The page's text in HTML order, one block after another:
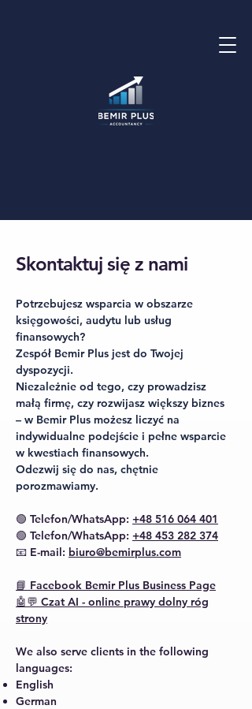
Skontaktuj się z nami
Potrzebujesz wsparcia w obszarze
księgowości, audytu lub usług
finansowych?
Zespół Bemir Plus jest do Twojej
dyspozycji.
Niezależnie od tego, czy prowadzisz
małą firmę, czy rozwijasz większy biznes
– w Bemir Plus możesz liczyć na
indywidualne podejście i pełne wsparcie
w kwestiach finansowych.
Odezwij się do nas, chętnie
porozmawiamy.
🟢 Telefon/WhatsApp: +48 516 064 401
🟢 Telefon/WhatsApp: +48 453 282 374
📧 E-mail: biuro@bemirplus.com
📘 Facebook Bemir Plus Business Page
🤖💬 Czat AI - online prawy dolny róg
strony
We also serve clients in the following
languages:
English
German